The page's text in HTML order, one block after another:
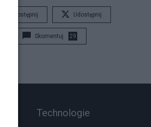
Udostępnij Udostępnij
Skomentuj 29
Technologie